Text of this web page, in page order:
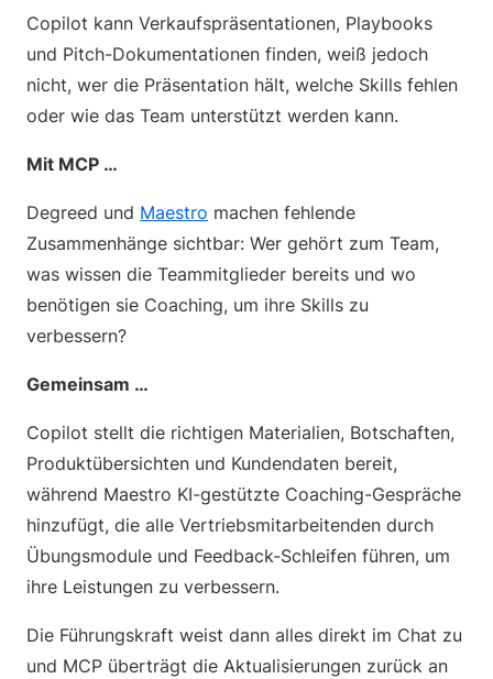
Copilot kann Verkaufspräsentationen, Playbooks
und Pitch-Dokumentationen finden, weiß jedoch
nicht, wer die Präsentation hält, welche Skills fehlen
oder wie das Team unterstützt werden kann.
Mit MCP …
Degreed und Maestro machen fehlende
Zusammenhänge sichtbar: Wer gehört zum Team,
was wissen die Teammitglieder bereits und wo
benötigen sie Coaching, um ihre Skills zu
verbessern?
Gemeinsam …
Copilot stellt die richtigen Materialien, Botschaften,
Produktübersichten und Kundendaten bereit,
während Maestro KI-gestützte Coaching-Gespräche
hinzufügt, die alle Vertriebsmitarbeitenden durch
Übungsmodule und Feedback-Schleifen führen, um
ihre Leistungen zu verbessern.
Die Führungskraft weist dann alles direkt im Chat zu
und MCP überträgt die Aktualisierungen zurück an